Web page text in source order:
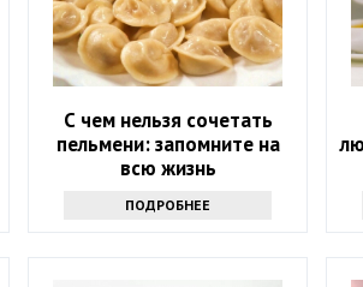
С чем нельзя сочетать
пельмени: запомните на
всю жизнь
ПОДРОБНЕЕ